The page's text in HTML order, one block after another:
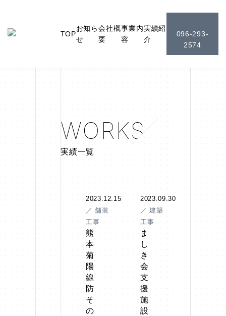
TOP
お知ら
せ
会社概
要
事業内
容
実績紹
介
096-293-
2574
WORKS
実績一覧
2023.12.15
／ 舗装
工事
熊
本
菊
陽
線
防
そ
の
2023.09.30
／ 建築
工事
ま
し
き
会
支
援
施
設